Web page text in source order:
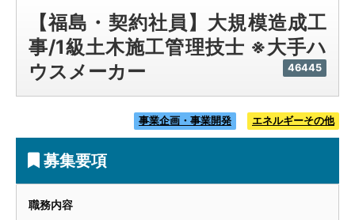
【福島・契約社員】大規模造成工
事/1級土木施工管理技士 ※大手ハ
ウスメーカー
46445
事業企画・事業開発 エネルギーその他
募集要項
職務内容